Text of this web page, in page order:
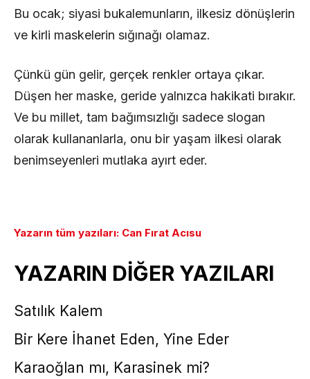
Bu ocak; siyasi bukalemunların, ilkesiz dönüşlerin
ve kirli maskelerin sığınağı olamaz.
Çünkü gün gelir, gerçek renkler ortaya çıkar.
Düşen her maske, geride yalnızca hakikati bırakır.
Ve bu millet, tam bağımsızlığı sadece slogan
olarak kullananlarla, onu bir yaşam ilkesi olarak
benimseyenleri mutlaka ayırt eder.
Yazarın tüm yazıları: Can Fırat Acısu
YAZARIN DİĞER YAZILARI
Satılık Kalem
Bir Kere İhanet Eden, Yine Eder
Karaoğlan mı, Karasinek mi?